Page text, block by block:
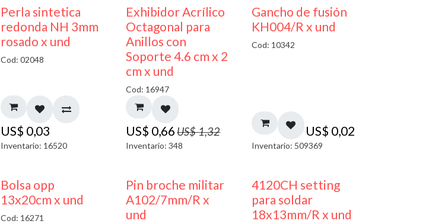
Perla sintetica
redonda NH 3mm
rosado x und
Cod: 02048
US$ 0,03
Inventario: 16520
50% DESCUENTO
Exhibidor Acrílico
Octagonal para
Anillos con
Soporte 4.6 cm x 2
cm x und
Cod: 16947
US$ 0,66 US$1,32
Inventario: 348
Gancho de fusión
KH004/R x und
Cod: 10342
US$ 0,02
Inventario: 509369
Bolsa opp
13x20cm x und
Cod: 16271
Pin broche militar
A102/7mm/R x
und
4120CH setting
para soldar
18x13mm/R x und